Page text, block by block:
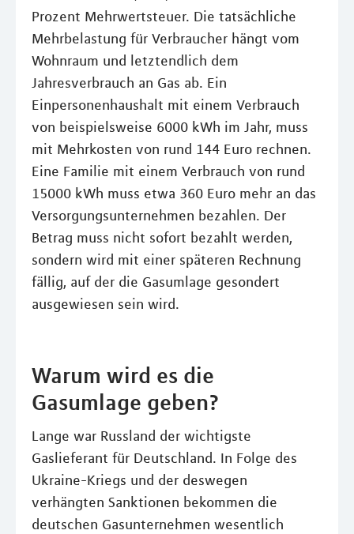
Prozent Mehrwertsteuer. Die tatsächliche
Mehrbelastung für Verbraucher hängt vom
Wohnraum und letztendlich dem
Jahresverbrauch an Gas ab. Ein
Einpersonenhaushalt mit einem Verbrauch
von beispielsweise 6000 kWh im Jahr, muss
mit Mehrkosten von rund 144 Euro rechnen.
Eine Familie mit einem Verbrauch von rund
15000 kWh muss etwa 360 Euro mehr an das
Versorgungsunternehmen bezahlen. Der
Betrag muss nicht sofort bezahlt werden,
sondern wird mit einer späteren Rechnung
fällig, auf der die Gasumlage gesondert
ausgewiesen sein wird.
Warum wird es die
Gasumlage geben?
Lange war Russland der wichtigste
Gaslieferant für Deutschland. In Folge des
Ukraine-Kriegs und der deswegen
verhängten Sanktionen bekommen die
deutschen Gasunternehmen wesentlich